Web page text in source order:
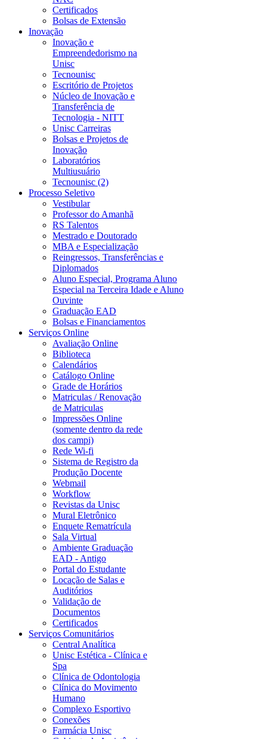
Certificados
Bolsas de Extensão
Inovação
Inovação e
Empreendedorismo na
Unisc
Tecnounisc
Escritório de Projetos
Núcleo de Inovação e
Transferência de
Tecnologia - NITT
Unisc Carreiras
Bolsas e Projetos de
Inovação
Laboratórios
Multiusuário
Tecnounisc (2)
Processo Seletivo
Vestibular
Professor do Amanhã
RS Talentos
Mestrado e Doutorado
MBA e Especialização
Reingressos, Transferências e
Diplomados
Aluno Especial, Programa Aluno
Especial na Terceira Idade e Aluno
Ouvinte
Graduação EAD
Bolsas e Financiamentos
Serviços Online
Avaliação Online
Biblioteca
Calendários
Catálogo Online
Grade de Horários
Matriculas / Renovação
de Matriculas
Impressões Online
(somente dentro da rede
dos campi)
Rede Wi-fi
Sistema de Registro da
Produção Docente
Webmail
Workflow
Revistas da Unisc
Mural Eletrônico
Enquete Rematrícula
Sala Virtual
Ambiente Graduação
EAD - Antigo
Portal do Estudante
Locação de Salas e
Auditórios
Validação de
Documentos
Certificados
Serviços Comunitários
Central Analítica
Unisc Estética - Clínica e
Spa
Clínica de Odontologia
Clínica do Movimento
Humano
Complexo Esportivo
Conexões
Farmácia Unisc